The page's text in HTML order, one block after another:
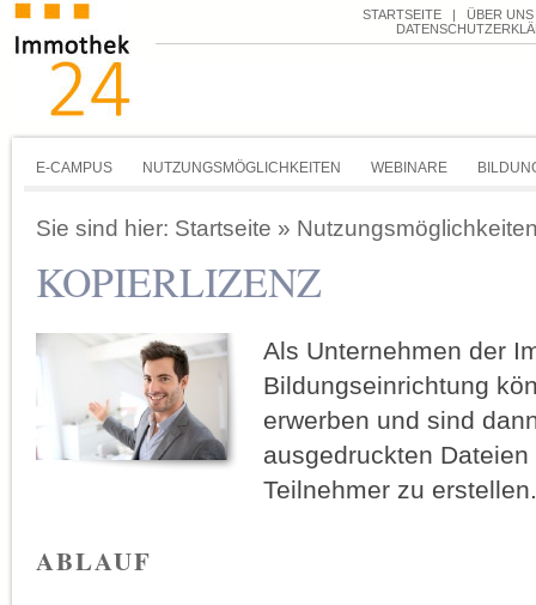
STARTSEITE |
ÜBER UNS
E-CAMPUS NUTZUNGSMÖGLICHKEITEN WEBINARE
Sie sind hier: Startseite »
KOPIERLIZENZ
Als Unternehmen der
Bildungseinrichtung
erwerben und sind
ausgedruckten
Teilnehmer zu erstellen.
ABLAUF